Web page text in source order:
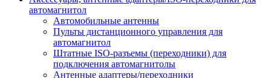
автомагнитол
Автомобильные антенны
Пульты дистанционного управления для
автомагнитол
Штатные ISO-разъемы (переходники) для
подключения автомагнитолы
Антенные адаптеры/переходники